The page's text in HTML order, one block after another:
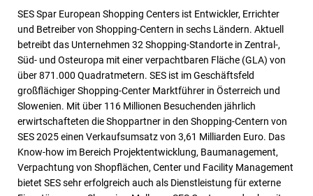
SES Spar European Shopping Centers ist Entwickler, Errichter
und Betreiber von Shopping-Centern in sechs Ländern. Aktuell
betreibt das Unternehmen 32 Shopping-Standorte in Zentral-,
Süd- und Osteuropa mit einer verpachtbaren Fläche (GLA) von
über 871.000 Quadratmetern. SES ist im Geschäftsfeld
großflächiger Shopping-Center Marktführer in Österreich und
Slowenien. Mit über 116 Millionen Besuchenden jährlich
erwirtschafteten die Shoppartner in den Shopping-Centern von
SES 2025 einen Verkaufsumsatz von 3,61 Milliarden Euro. Das
Know-how im Bereich Projektentwicklung, Baumanagement,
Verpachtung von Shopflächen, Center und Facility Management
bietet SES sehr erfolgreich auch als Dienstleistung für externe